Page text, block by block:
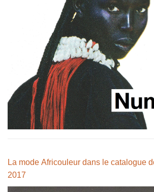
La mode Africouleur dans le catalogue
2017